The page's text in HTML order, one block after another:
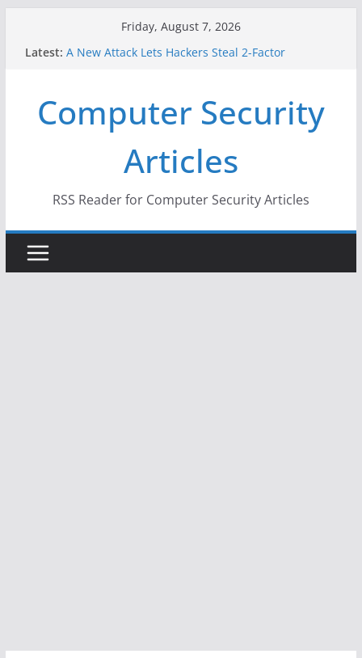
Friday, August 7, 2026
Latest: A New Attack Lets Hackers Steal 2-Factor
Why the F5 Hack Created an ‘Imminent Threat’ for
Thousands of Networks
One Republican Now Controls a Huge Chunk of
US Election Infrastructure
When Face Recognition Doesn’t Know Your Face Is
Computer Security
Articles
RSS Reader for Computer Security Articles